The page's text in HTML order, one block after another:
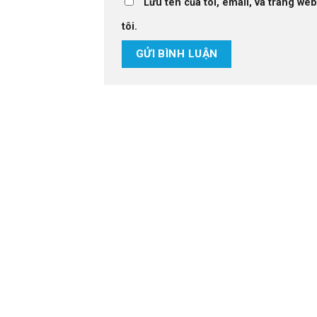
Lưu tên của tôi, email, và trang
tôi.